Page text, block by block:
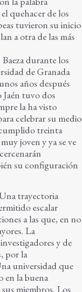
quehacer de los
tuvieron su inicio
a otra de las más
durante los
de Granada
años después
tuvo dos
la ha visto
celebrar su medio
treinta
joven y ya se ve
su configuración
trayectoria
escalar
a las que, en no
La
y de
por la
universidad que
en la buena
miembros. Los